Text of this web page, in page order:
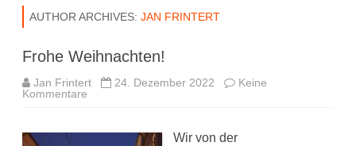
AUTHOR ARCHIVES: JAN FRINTERT
Frohe Weihnachten!
Jan Frintert 24. Dezember 2022
Keine
Kommentare
Wir von der